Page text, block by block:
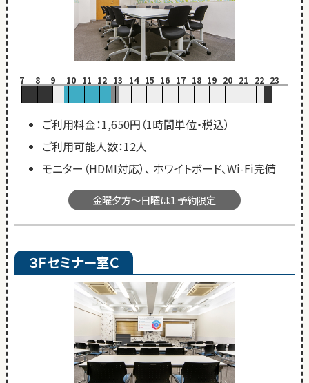
7 8 9 10 11 12 13 14 15 16 17 18 19 20 21 22 23
ご利用料金：1,650円（1時間単位・税込）
ご利用可能人数：12人
モニター（HDMI対応）、 ホワイトボード、Wi-Fi完備
金曜夕方～日曜は１予約限定
３Ｆセミナー室Ｃ